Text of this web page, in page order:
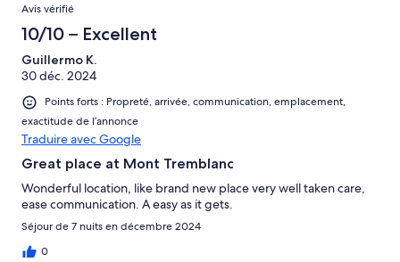
Avis vérifié
10/10 – Excellent
Guillermo K.
30 déc. 2024
Points forts : Propreté, arrivée, communication, emplacement,
exactitude de l’annonce
Traduire avec Google
Great place at Mont Tremblanc
Wonderful location, like brand new place very well taken care,
ease communication. A easy as it gets.
Séjour de 7 nuits en décembre 2024
0